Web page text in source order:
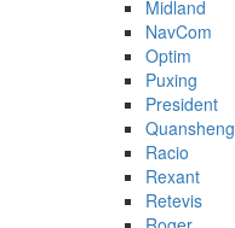
Midland
NavCom
Optim
Puxing
President
Quansheng
Racio
Rexant
Retevis